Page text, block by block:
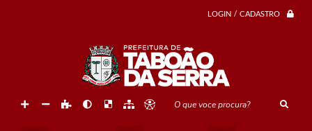
LOGIN / CADASTRO
O que voce procura?